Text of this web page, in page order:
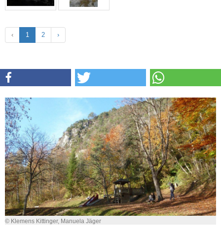
‹ 1 2 ›
© Klemens Kittinger, Manuela Jäger